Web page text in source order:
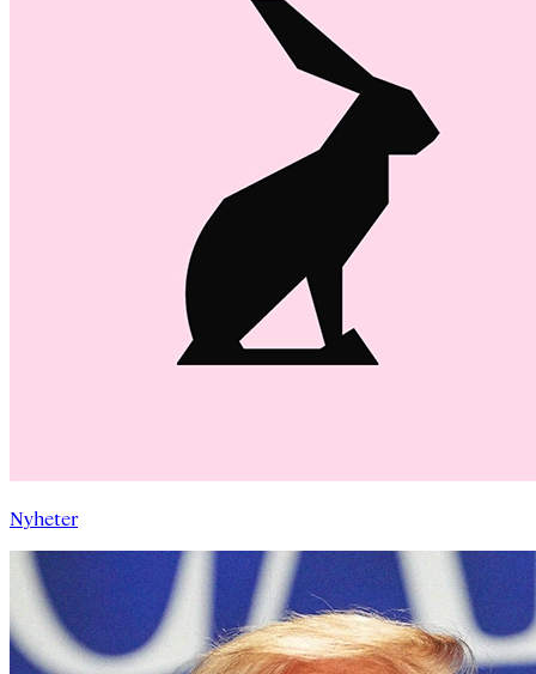
Nyheter